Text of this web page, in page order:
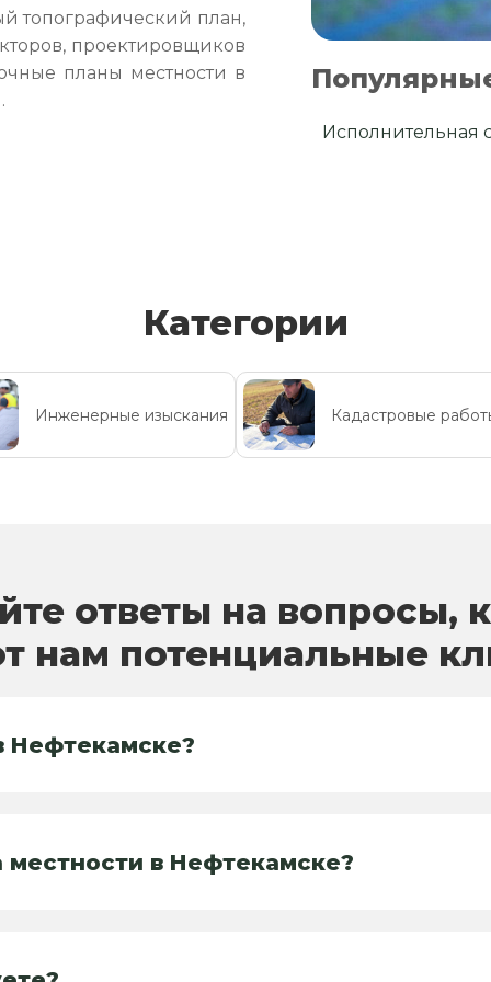
топографический план,
проектировщиков
планы местности в
Исполнительная
Категории
Инженерные изыскания Кадастровые
ответы на вопросы,
нам потенциальные
Нефтекамске?
местности в Нефтекамске?